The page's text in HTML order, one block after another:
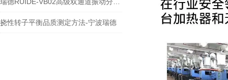
挠性转子平衡品质测定方法-宁波瑞德